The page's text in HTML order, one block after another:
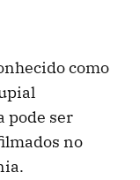
como
pode ser
no